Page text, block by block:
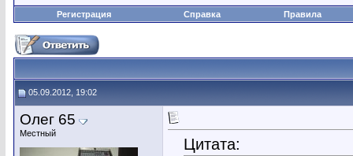
Регистрация Справка Правила
05.09.2012, 19:02
Олег 65
Местный
Цитата: